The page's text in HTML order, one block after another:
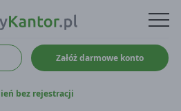
Załóż darmowe konto
bez rejestracji